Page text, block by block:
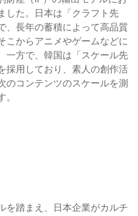
した。日本は「クラフト先
、長年の蓄積によって高品質
こからアニメやゲームなどに
一方で、韓国は「スケール先
採用しており、素人の創作活
のコンテンツのスケールを測
を踏まえ、日本企業がカルチ